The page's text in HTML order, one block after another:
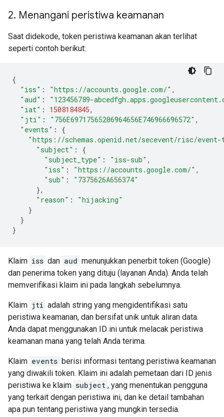
2. Menangani peristiwa keamanan
Saat didekode, token peristiwa keamanan akan terlihat
seperti contoh berikut:
{
"iss" : "https://accounts.google.com/" ,
"aud" :
"123456789-
"iat" : 1508184845,
"jti" : "756E69717565206964656E746966696572" ,
"events" :
{
"https://schemas.openid.net/secevent/risc/event-
"subject" :
{
"subject_type" : "iss-sub" ,
"iss" : "https://accounts.google.com/" ,
"sub" :
"7375626A656374"
},
"reason" :
"hijacking"
}
}
}
Klaim iss dan aud menunjukkan penerbit token (Google)
dan penerima token yang dituju (layanan Anda). Anda telah
memverifikasi klaim ini pada langkah sebelumnya.
Klaim jti adalah string yang mengidentifikasi satu
peristiwa keamanan, dan bersifat unik untuk aliran data.
Anda dapat menggunakan ID ini untuk melacak peristiwa
keamanan mana yang telah Anda terima.
Klaim events berisi informasi tentang peristiwa keamanan
yang diwakili token. Klaim ini adalah pemetaan dari ID jenis
peristiwa ke klaim subject , yang menentukan pengguna
yang terkait dengan peristiwa ini, dan ke detail tambahan
apa pun tentang peristiwa yang mungkin tersedia.